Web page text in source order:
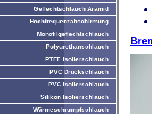
Geflechtschlauch Aramid
Hochfrequenzabschirmung
Monofilgeflechtschlauch
Polyurethanschlauch
PTFE Isolierschlauch
PVC Druckschlauch
PVC Isolierschlauch
Silikon Isolierschlauch
Wärmeschrumpfschlauch